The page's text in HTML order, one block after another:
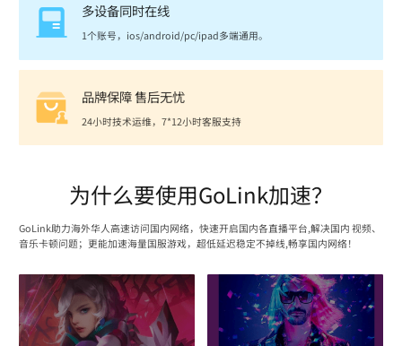
多设备同时在线
1个账号，ios/android/pc/ipad多端通用。
品牌保障 售后无忧
24小时技术运维，7*12小时客服支持
为什么要使用GoLink加速？
GoLink助力海外华人高速访问国内网络，快速开启国内各直播平台,解决国内 视频、
音乐卡顿问题；更能加速海量国服游戏，超低延迟稳定不掉线,畅享国内网络！